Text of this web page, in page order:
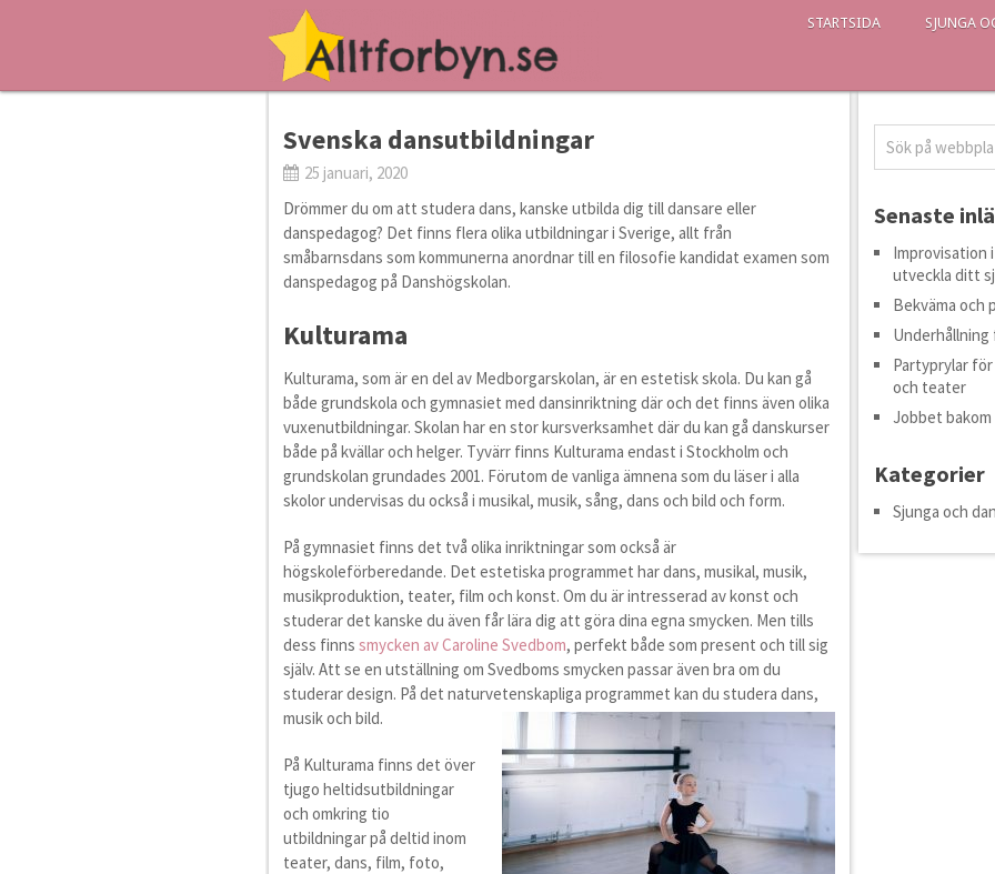
STARTSIDA SJUNGA
Svenska dansutbildningar
25 januari, 2020
Drömmer du om att studera dans, kanske utbilda dig till dansare eller
danspedagog? Det finns flera olika utbildningar i Sverige, allt från
småbarnsdans som kommunerna anordnar till en filosofie kandidat examen som
danspedagog på Danshögskolan.
Kulturama
Kulturama, som är en del av Medborgarskolan, är en estetisk skola. Du kan gå
både grundskola och gymnasiet med dansinriktning där och det finns även olika
vuxenutbildningar. Skolan har en stor kursverksamhet där du kan gå danskurser
både på kvällar och helger. Tyvärr finns Kulturama endast i Stockholm och
grundskolan grundades 2001. Förutom de vanliga ämnena som du läser i alla
skolor undervisas du också i musikal, musik, sång, dans och bild och form.
På gymnasiet finns det två olika inriktningar som också är
högskoleförberedande. Det estetiska programmet har dans, musikal, musik,
musikproduktion, teater, film och konst. Om du är intresserad av konst och
studerar det kanske du även får lära dig att göra dina egna smycken. Men tills
dess finnssmycken av Caroline Svedbom, perfekt både som present och till sig
själv. Att se en utställning om Svedboms smycken passar även bra om du
studerar design. På det naturvetenskapliga programmet kan du studera dans,
musik och bild.
På Kulturama finns det över
tjugo heltidsutbildningar
och omkring tio
utbildningar på deltid inom
teater, dans, film, foto,
Senaste
Improvisation
utveckla ditt
Bekväma och
Partyprylar
och teater
Jobbet
Kategorier
Sjunga och